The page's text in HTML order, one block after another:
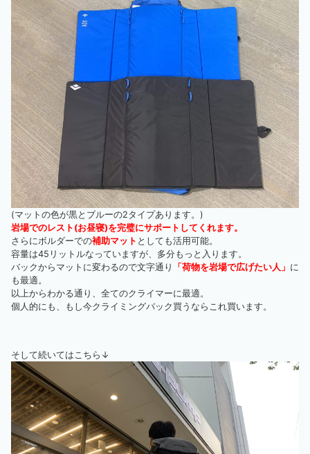
(マットの色が黒とブルーの2タイプあります。)
岩場でのレスト(お昼寝)を完璧にサポートしてくれます。
さらにボルダーでの補助マット としても活用可能。
容量は45リットルなっていますが、多分もっと入ります。
バックからマットに変わるので文字通り
「荷物を岩場で広げたい人」 に
も最適。
以上からわかる通り、全てのクライマーに最適。
個人的にも、もし今クライミングバック買うならこれ買います。
そして続いてはこちら↓